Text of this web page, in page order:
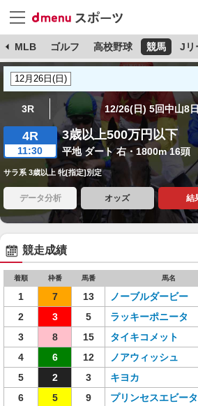
MLB ゴルフ 高校野球 競馬 Jリ
3R 12/26(日) 5回中山8
4R
11:30
3歳以上500万円以下
平地 ダート 右・1800m 16頭
サラ系 3歳以上 牝[指定]別定
データ分析 オッズ 結
競走成績
着順 枠番 馬番 馬名
1 7 13 ノーブルダービー
2
3 5 ラッキーポニータ
3
8 15 タイキコメット
4
6 12 ノアウィッシュ
5
2 3 キヨカ
6
5 9 プリンセスエビータ